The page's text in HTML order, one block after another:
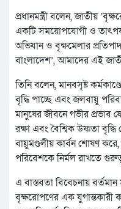
প্রধানমন্ত্রী বলেন, জাতীয়
একটি সময়োপযোগী ও
অভিযান ও বৃক্ষমেলার
বাংলাদেশ’, আমাদের এই
তিনি বলেন, মানবসৃষ্ট
বৃদ্ধি পাচ্ছে এবং জলবায়ু
মানুষের জীবনে গভীর প্রভাব
রক্ষা এবং বৈশ্বিক উষ্ণতা
বায়ুমণ্ডলীয় কার্বন শোষণ
পরিবেশকে নির্মল রাখতে
এ বাস্তবতা বিবেচনায়
বৃক্ষরোপণের এক যুগান্তকারী